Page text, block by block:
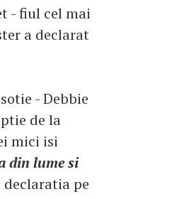
- fiul cel mai
a declarat
- Debbie
de la
mici isi
din lume si
declaratia pe